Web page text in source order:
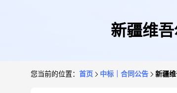
新疆维
您当前的位置： 首页 中标｜合同公告 新疆